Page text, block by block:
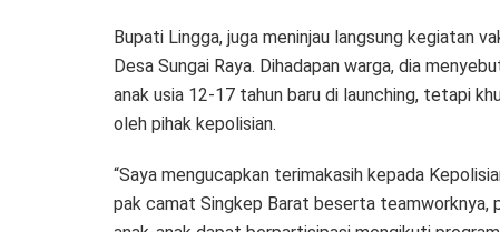
Bupati Lingga, juga meninjau langsung kegiatan
Desa Sungai Raya. Dihadapan warga, dia
anak usia 12-17 tahun baru di launching, tetapi
oleh pihak kepolisian.
“Saya mengucapkan terimakasih kepada
pak camat Singkep Barat beserta teamworknya,